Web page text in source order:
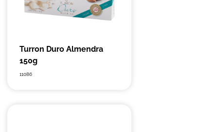
Turron Duro Almendra
150g
11086